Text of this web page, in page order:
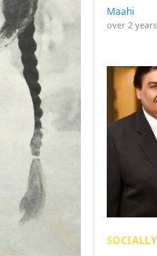
Maahi
over 2